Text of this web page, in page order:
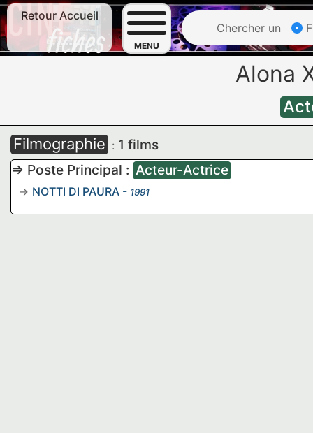
Retour Accueil
MENU
Chercher un
Alona
Filmographie : 1 films
=> Poste Principal : Acteur-Actrice
NOTTI DI PAURA - 1991